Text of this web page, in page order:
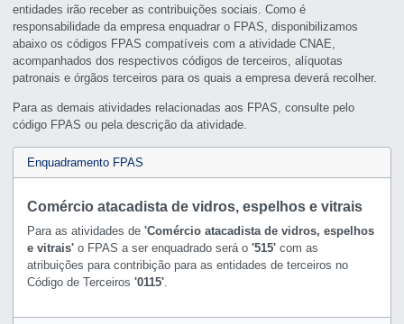
entidades irão receber as contribuições sociais. Como é
responsabilidade da empresa enquadrar o FPAS, disponibilizamos
abaixo os códigos FPAS compatíveis com a atividade CNAE,
acompanhados dos respectivos códigos de terceiros, alíquotas
patronais e órgãos terceiros para os quais a empresa deverá recolher.
Para as demais atividades relacionadas aos FPAS, consulte pelo
código FPAS ou pela descrição da atividade.
Enquadramento FPAS
Comércio atacadista de vidros, espelhos e vitrais
Para as atividades de 'Comércio atacadista de vidros, espelhos
e vitrais'o FPAS a ser enquadrado será o '515'com as
atribuições para contribição para as entidades de terceiros no
Código de Terceiros '0115'.